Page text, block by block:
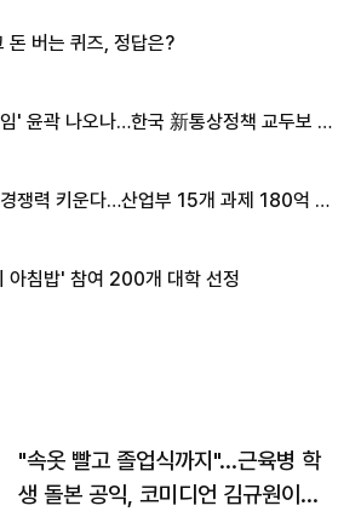
돈 버는 퀴즈, 정답은?
' 윤곽 나오나…한국 新통상정책 교두보 활
쟁력 키운다…산업부 15개 과제 180억 지
아침밥' 참여 200개 대학 선정
"속옷 빨고 졸업식까지"…근육병 학
생 돌본 공익, 코미디언 김규원이었